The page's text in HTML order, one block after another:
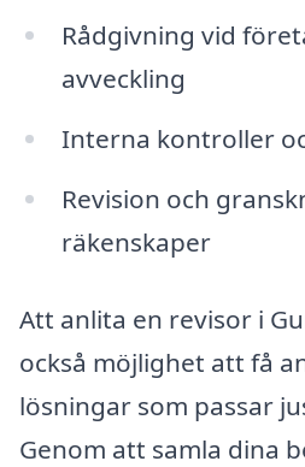
Rådgivning vid
avveckling
Interna kontroller
Revision och
räkenskaper
Att anlita en revisor i
också möjlighet att få
lösningar som passar
Genom att samla dina